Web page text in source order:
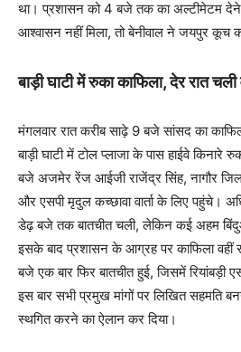
था। प्रशासन को 4 बजे तक का अल्टीमेटम देने
आश्वासन नहीं मिला, तो बेनीवाल ने जयपुर कूच
बाड़ी घाटी में रुका काफिला, देर रात चली
मंगलवार रात करीब साढ़े 9 बजे सांसद का
बाड़ी घाटी में टोल प्लाजा के पास हाईवे किनारे
बजे अजमेर रेंज आईजी राजेंद्र सिंह, नागौर
और एसपी मृदुल कच्छावा वार्ता के लिए पहुंचे।
डेढ़ बजे तक बातचीत चली, लेकिन कई अहम
इसके बाद प्रशासन के आग्रह पर काफिला वहीं
बजे एक बार फिर बातचीत हुई, जिसमें रियांबड़ी
इस बार सभी प्रमुख मांगों पर लिखित सहमति
स्थगित करने का ऐलान कर दिया।